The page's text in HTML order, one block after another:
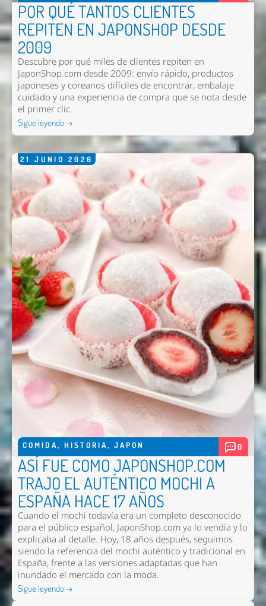
POR QUÉ TANTOS CLIENTES
REPITEN EN JAPONSHOP DESDE
2009
Descubre por qué miles de clientes repiten en
JaponShop.com desde 2009: envío rápido, productos
japoneses y coreanos difíciles de encontrar, embalaje
cuidado y una experiencia de compra que se nota desde
el primer clic.
Sigue leyendo →
21 JUNIO 2026
COMIDA, HISTORIA, JAPON 0
ASÍ FUE COMO JAPONSHOP.COM
TRAJO EL AUTÉNTICO MOCHI A
ESPAÑA HACE 17 AÑOS
Cuando el mochi todavía era un completo desconocido
para el público español, JaponShop.com ya lo vendía y lo
explicaba al detalle. Hoy, 18 años después, seguimos
siendo la referencia del mochi auténtico y tradicional en
España, frente a las versiones adaptadas que han
inundado el mercado con la moda.
Sigue leyendo →